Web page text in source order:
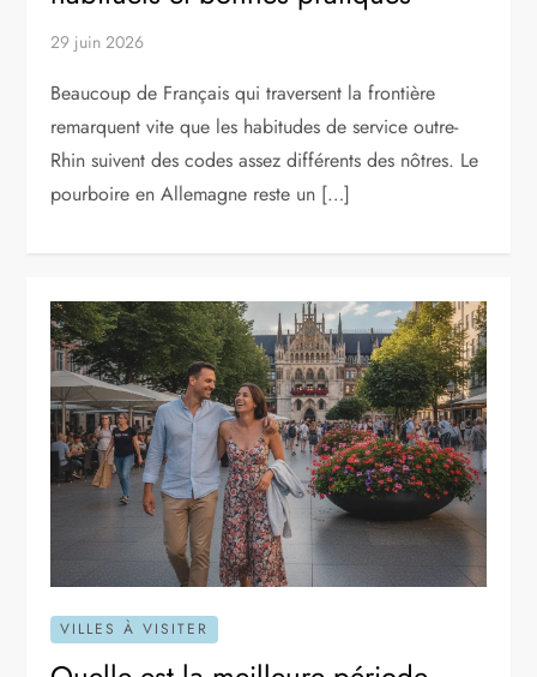
29 juin 2026
Beaucoup de Français qui traversent la frontière
remarquent vite que les habitudes de service outre-
Rhin suivent des codes assez différents des nôtres. Le
pourboire en Allemagne reste un […]
VILLES À VISITER